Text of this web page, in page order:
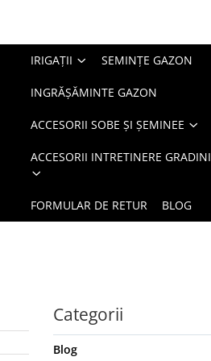
IRIGAȚII SEMINȚE GAZON
INGRĂȘĂMINTE GAZON
ACCESORII SOBE ȘI ȘEMINEE
ACCESORII INTRETINERE GRADINI
FORMULAR DE RETUR BLOG
Categorii
Blog